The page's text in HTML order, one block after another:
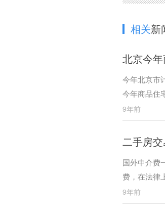
相关新
北京今
今年北京市
今年商品住
9年前
二手房
国外中介费
费，在法律
9年前